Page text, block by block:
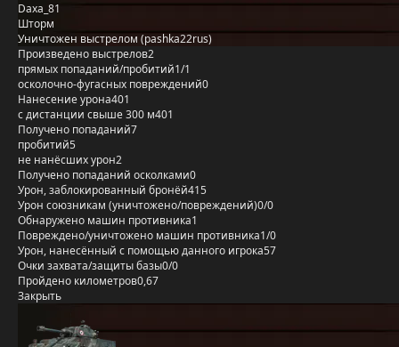
Daxa_81
Шторм
Уничтожен выстрелом (pashka22rus)
Произведено выстрелов2
прямых попаданий/пробитий1/1
осколочно-фугасных повреждений0
Нанесение урона401
с дистанции свыше 300 м401
Получено попаданий7
пробитий5
не нанёсших урон2
Получено попаданий осколками0
Урон, заблокированный бронёй415
Урон союзникам (уничтожено/повреждений)0/0
Обнаружено машин противника1
Повреждено/уничтожено машин противника1/0
Урон, нанесённый с помощью данного игрока57
Очки захвата/защиты базы0/0
Пройдено километров0,67
Закрыть